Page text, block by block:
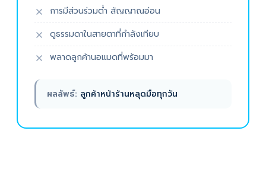
การมีส่วนร่วมต่ำ สัญญาณอ่อน
ดูธรรมดาในสายตาที่กำลังเทียบ
พลาดลูกค้านอแมดที่พร้อมมา
ผลลัพธ์: ลูกค้าหน้าร้านหลุดมือทุกวัน